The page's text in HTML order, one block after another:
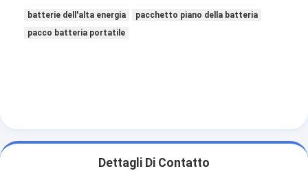
batterie dell'alta energia
pacchetto piano della batteria
pacco batteria portatile
Dettagli Di Contatto